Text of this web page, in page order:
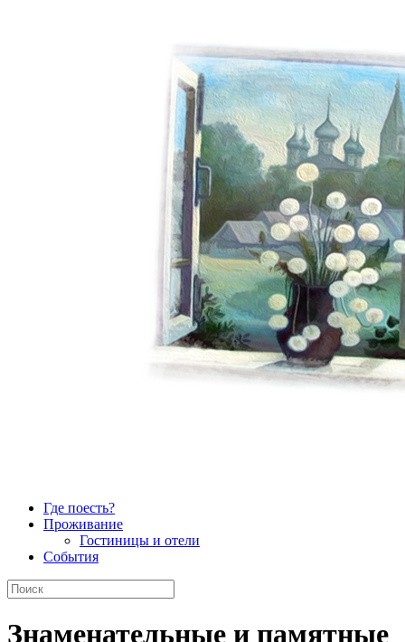
Где поесть?
Проживание
Гостиницы и отели
События
Знаменательные и памятные